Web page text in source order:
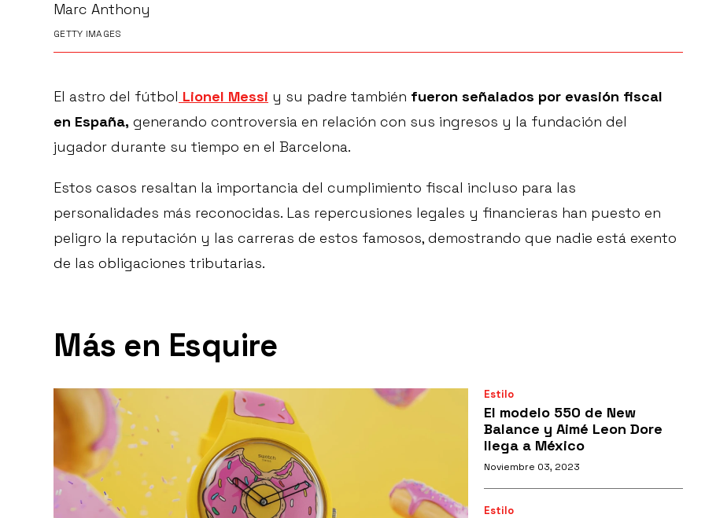
Marc Anthony
GETTY IMAGES
El astro del fútbol Lionel Messi y su padre también fueron señalados por evasión fiscal
en España, generando controversia en relación con sus ingresos y la fundación del
jugador durante su tiempo en el Barcelona.
Estos casos resaltan la importancia del cumplimiento fiscal incluso para las
personalidades más reconocidas. Las repercusiones legales y financieras han puesto en
peligro la reputación y las carreras de estos famosos, demostrando que nadie está exento
de las obligaciones tributarias.
Más en Esquire
Estilo
El modelo 550 de New
Balance y Aimé Leon Dore
llega a México
Noviembre 03, 2023
Estilo